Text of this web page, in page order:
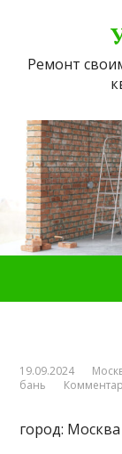
Ремонт
19.09.2024
бань
город: Москва